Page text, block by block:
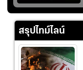
“บุ๋มบิ๋ม” เพื่อรักษา
ร่างกายให้พร้อมที่สุด
สรุปไทม์ไลน์